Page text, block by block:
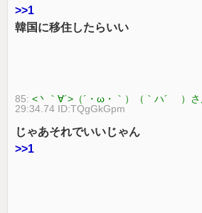
>>1
韓国に移住したらいい
85:<丶｀∀´>（´・ω・｀）（｀ハ´ ）さ
29:34.74 ID:TQgGkGpm
じゃあそれでいいじゃん
>>1